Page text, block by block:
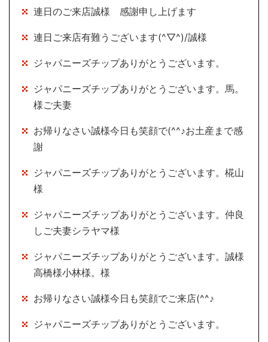
連日のご来店誠様 感謝申し上げます
連日ご来店有難うございます(^▽^)/誠様
ジャパニーズチップありがとうございます。
ジャパニーズチップありがとうございます。馬。
様ご夫妻
お帰りなさい誠様今日も笑顔で(^^♪お土産まで感
謝
ジャパニーズチップありがとうございます。椛山
様
ジャパニーズチップありがとうございます。仲良
しご夫妻シラヤマ様
ジャパニーズチップありがとうございます。誠様
高橋様小林様。様
お帰りなさい誠様今日も笑顔でご来店(^^♪
ジャパニーズチップありがとうございます。